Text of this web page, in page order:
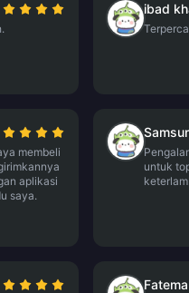
ibad
membeli
aplikasi
saya.
untuk